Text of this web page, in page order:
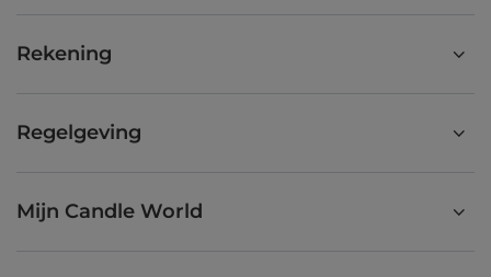
Rekening
Regelgeving
Mijn Candle World